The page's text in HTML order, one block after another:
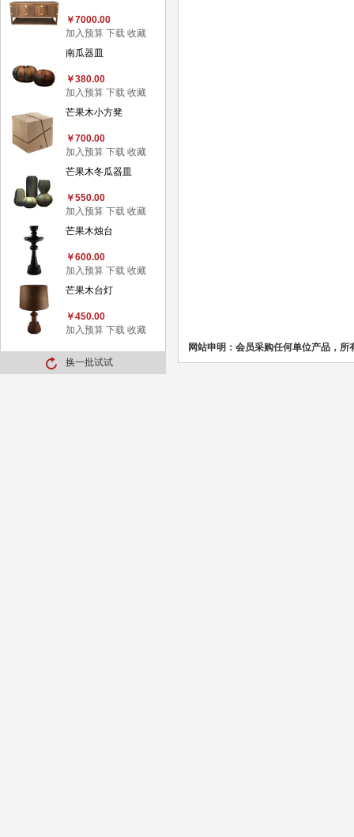
￥7000.00
加入预算 下载 收藏
南瓜器皿
￥380.00
加入预算 下载 收藏
芒果木小方凳
￥700.00
加入预算 下载 收藏
芒果木冬瓜器皿
￥550.00
加入预算 下载 收藏
芒果木烛台
￥600.00
加入预算 下载 收藏
芒果木台灯
￥450.00
加入预算 下载 收藏
换一批试试
网站申明：会员采购任何单位产品，